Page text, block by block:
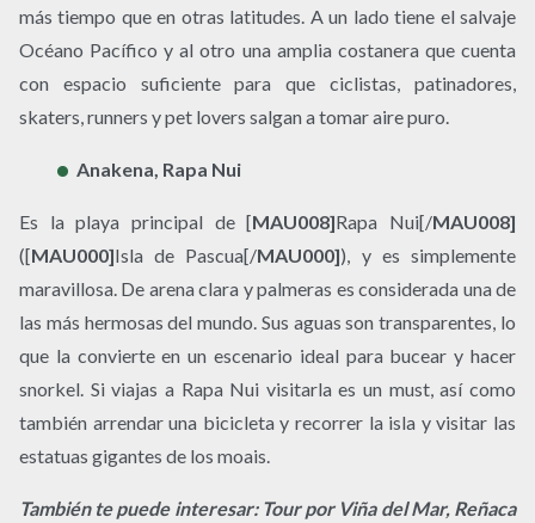
más tiempo que en otras latitudes. A un lado tiene el salvaje
Océano Pacífico y al otro una amplia costanera que cuenta
con espacio suficiente para que ciclistas, patinadores,
skaters, runners y pet lovers salgan a tomar aire puro.
Anakena, Rapa Nui
Es la playa principal de [MAU008]Rapa Nui[/MAU008]
([MAU000]Isla de Pascua[/MAU000]), y es simplemente
maravillosa. De arena clara y palmeras es considerada una de
las más hermosas del mundo. Sus aguas son transparentes, lo
que la convierte en un escenario ideal para bucear y hacer
snorkel. Si viajas a Rapa Nui visitarla es un must, así como
también arrendar una bicicleta y recorrer la isla y visitar las
estatuas gigantes de los moais.
También te puede interesar: Tour por Viña del Mar, Reñaca